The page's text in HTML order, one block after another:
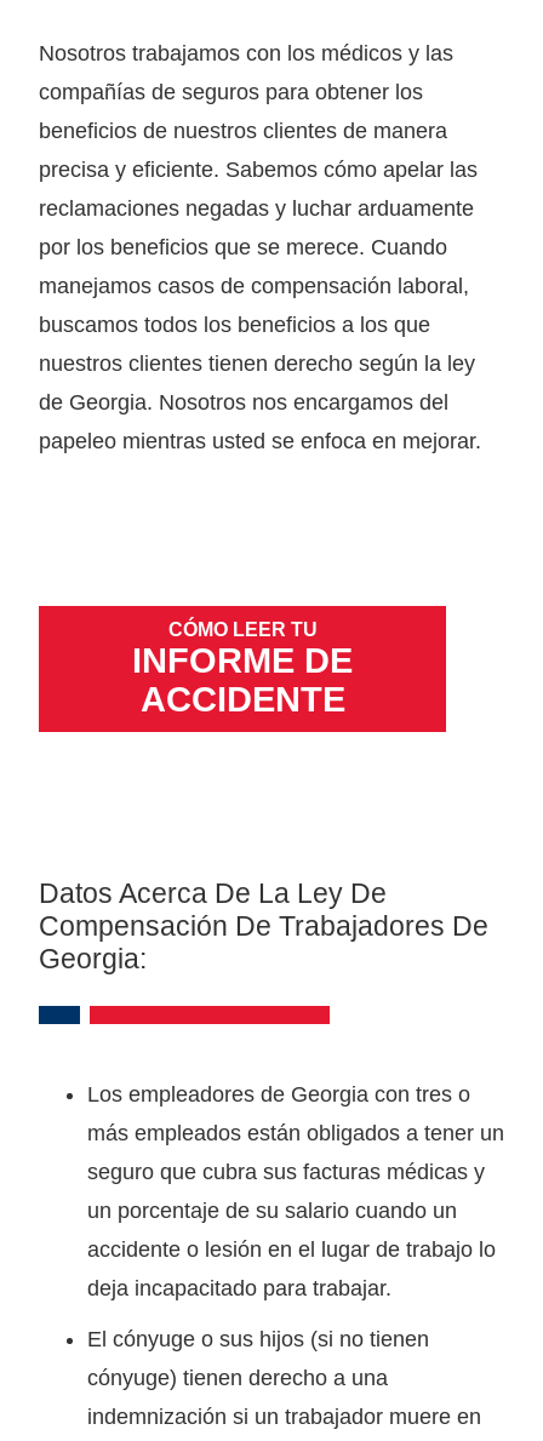
Nosotros trabajamos con los médicos y las
compañías de seguros para obtener los
beneficios de nuestros clientes de manera
precisa y eficiente. Sabemos cómo apelar las
reclamaciones negadas y luchar arduamente
por los beneficios que se merece. Cuando
manejamos casos de compensación laboral,
buscamos todos los beneficios a los que
nuestros clientes tienen derecho según la ley
de Georgia. Nosotros nos encargamos del
papeleo mientras usted se enfoca en mejorar.
CÓMO LEER TU
INFORME DE
ACCIDENTE
Datos Acerca De La Ley De
Compensación De Trabajadores De
Georgia:
Los empleadores de Georgia con tres o
más empleados están obligados a tener un
seguro que cubra sus facturas médicas y
un porcentaje de su salario cuando un
accidente o lesión en el lugar de trabajo lo
deja incapacitado para trabajar.
El cónyuge o sus hijos (si no tienen
cónyuge) tienen derecho a una
indemnización si un trabajador muere en